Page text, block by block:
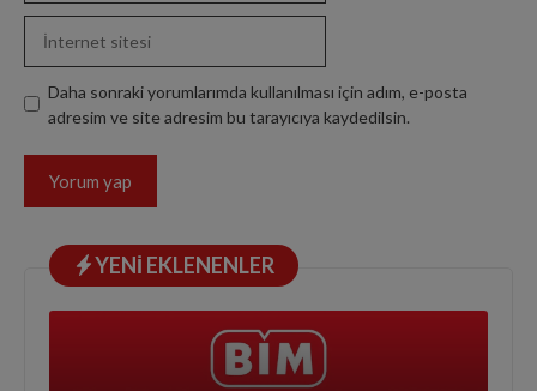
sitesi
Daha sonraki yorumlarımda kullanılması için adım, e-posta
adresim ve site adresim bu tarayıcıya kaydedilsin.
YENI EKLENENLER